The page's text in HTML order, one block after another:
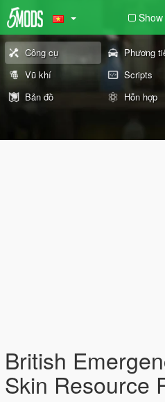
Công cụ Phương
Vũ khí
Scripts
Bản đồ
Hỗn hợp
British
Skin Resource